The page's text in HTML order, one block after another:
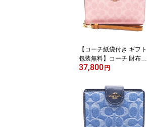
COACH ブランド サイフ
【新作 新品 限定モデ
ル】【COACH コーチ】
【サイフ さいふ】【楽ギ
取対応商品】
【コーチ紙袋付き ギフト
包装無料】コーチ 財布 C
OACH 長財布 シグネチ
布 CEC-20 CW-778 IMP
O ピンク COACH ブラン
ド サイフ【新作 新品 限
定モデル】【COACH コ
ーチ】【サイフ さいふ】
37,800 円